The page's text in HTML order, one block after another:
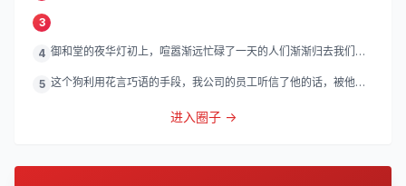
3
4 御和堂的夜华灯初上，喧嚣渐远忙碌了一天的人们渐渐归去我们的
5 这个狗利用花言巧语的手段，我公司的员工听信了他的话，被他带
进入圈子 →